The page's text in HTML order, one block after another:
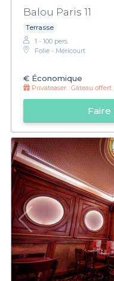
Balou Paris 11
Terrasse
1 - 100 pers.
Folie - Méricourt
€ Économique
Privateaser : Gâteau offert